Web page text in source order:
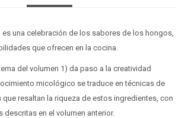
una celebración de los sabores de los hongos,
que ofrecen en la cocina.
del volumen 1) da paso a la creatividad
micológico se traduce en técnicas de
resaltan la riqueza de estos ingredientes, con
descritas en el volumen anterior.